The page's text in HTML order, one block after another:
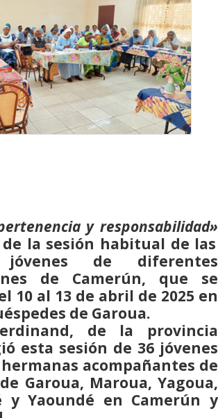
y responsabilidad»
la sesión habitual de las
jóvenes de diferentes
de Camerún, que se
10 al 13 de abril de 2025 en
de Garoua.
de la provincia
esta sesión de 36 jóvenes
acompañantes de
Garoua, Maroua, Yagoua,
y Yaoundé en Camerún y